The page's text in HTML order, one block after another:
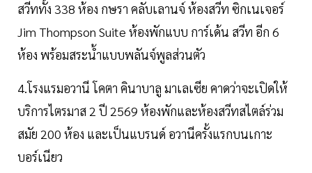
สวีททั้ง 338 ห้อง กษรา คลับเลานจ์ ห้องสวีท ซิกเนเจอร์
Jim Thompson Suite ห้องพักแบบ การ์เด้น สวีท อีก 6
ห้อง พร้อมสระน้ำแบบพลันจ์พูลส่วนตัว
4.โรงแรมอวานี โคตา คินาบาลู มาเลเซีย คาดว่าจะเปิดให้
บริการไตรมาส 2 ปี 2569 ห้องพักและห้องสวีทสไตล์ร่วม
สมัย 200 ห้อง และเป็นแบรนด์ อวานีครั้งแรกบนเกาะ
บอร์เนียว